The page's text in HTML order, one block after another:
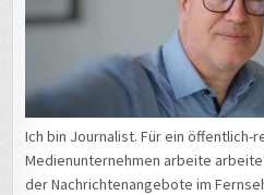
Ich bin Journalist. Für ein öffentlich-
Medienunternehmen arbeite arbeite
der Nachrichtenangebote im